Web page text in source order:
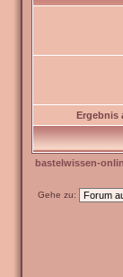
Ergebnis
bastelwissen-
Gehe zu: